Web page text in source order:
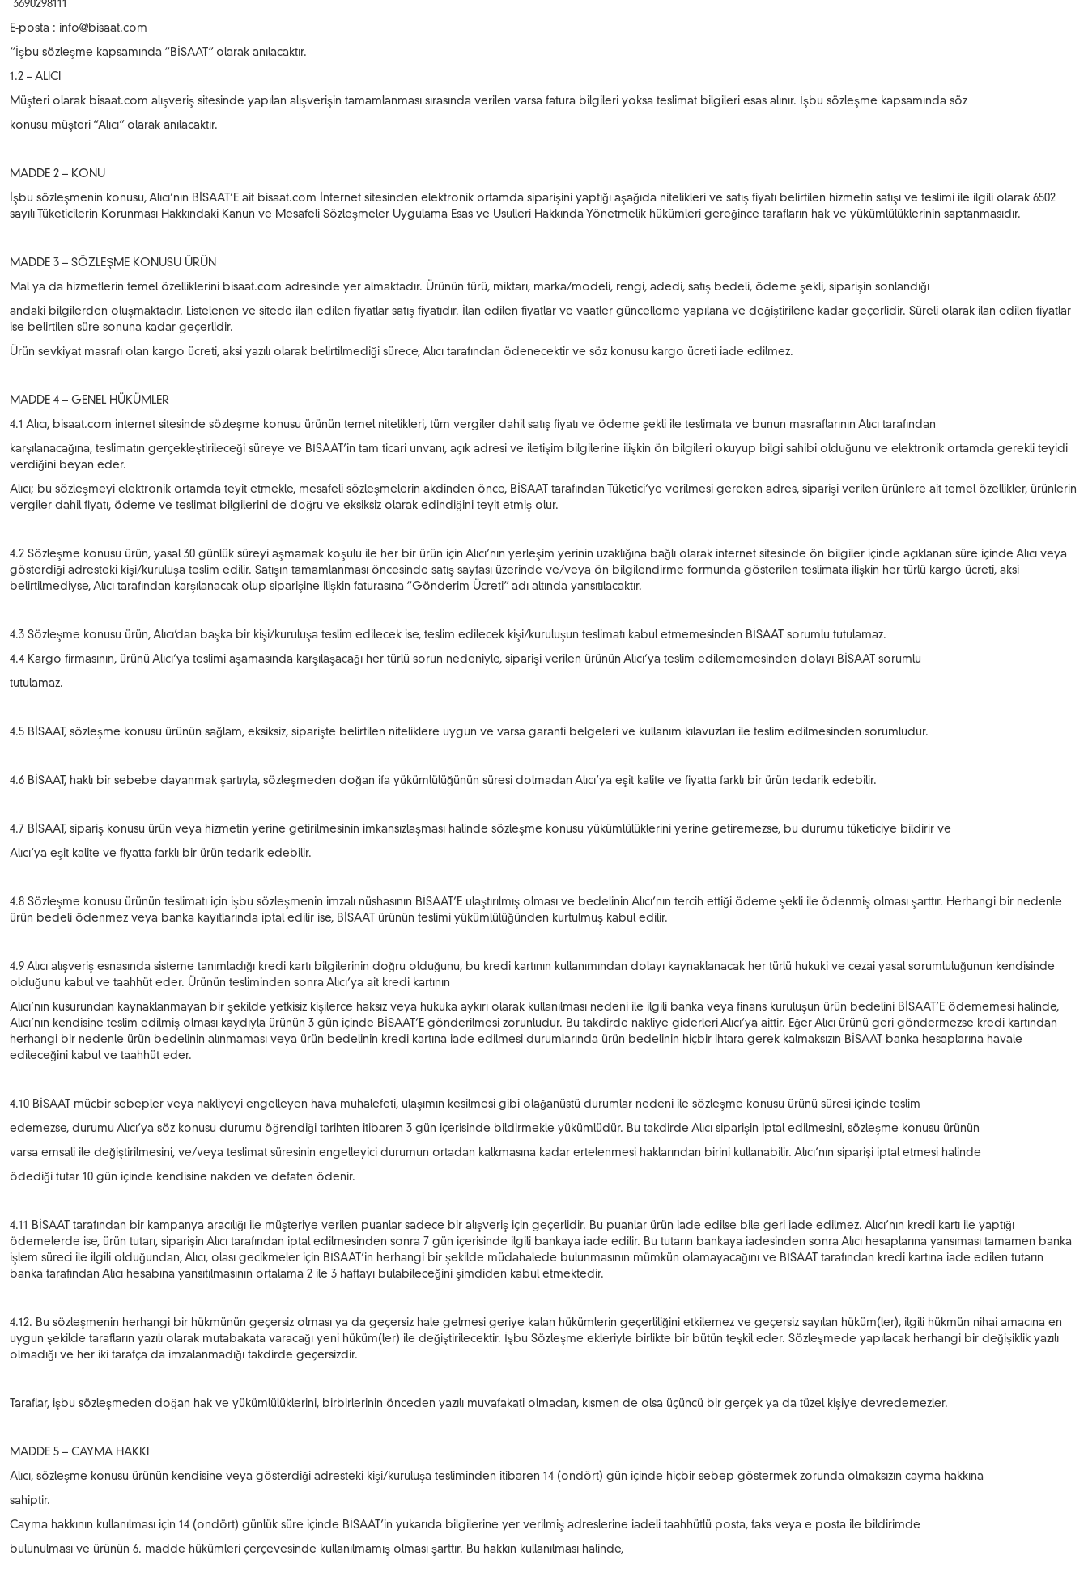
3690298111
E-posta : info@bisaat.com
“İşbu sözleşme kapsamında “BİSAAT” olarak anılacaktır.
1.2 – ALICI
Müşteri olarak bisaat.com alışveriş sitesinde yapılan alışverişin tamamlanması sırasında verilen varsa fatura bilgileri yoksa teslimat bilgileri esas alınır. İşbu sözleşme kapsamında söz
konusu müşteri “Alıcı” olarak anılacaktır.
MADDE 2 – KONU
İşbu sözleşmenin konusu, Alıcı’nın BİSAAT’E ait bisaat.com İnternet sitesinden elektronik ortamda siparişini yaptığı aşağıda nitelikleri ve satış fiyatı belirtilen hizmetin satışı ve teslimi ile ilgili olarak 6502
sayılı Tüketicilerin Korunması Hakkındaki Kanun ve Mesafeli Sözleşmeler Uygulama Esas ve Usulleri Hakkında Yönetmelik hükümleri gereğince tarafların hak ve yükümlülüklerinin saptanmasıdır.
MADDE 3 – SÖZLEŞME KONUSU ÜRÜN
Mal ya da hizmetlerin temel özelliklerini bisaat.com adresinde yer almaktadır. Ürünün türü, miktarı, marka/modeli, rengi, adedi, satış bedeli, ödeme şekli, siparişin sonlandığı
andaki bilgilerden oluşmaktadır. Listelenen ve sitede ilan edilen fiyatlar satış fiyatıdır. İlan edilen fiyatlar ve vaatler güncelleme yapılana ve değiştirilene kadar geçerlidir. Süreli olarak ilan edilen fiyatlar
ise belirtilen süre sonuna kadar geçerlidir.
Ürün sevkiyat masrafı olan kargo ücreti, aksi yazılı olarak belirtilmediği sürece, Alıcı tarafından ödenecektir ve söz konusu kargo ücreti iade edilmez.
MADDE 4 – GENEL HÜKÜMLER
4.1 Alıcı, bisaat.com internet sitesinde sözleşme konusu ürünün temel nitelikleri, tüm vergiler dahil satış fiyatı ve ödeme şekli ile teslimata ve bunun masraflarının Alıcı tarafından
karşılanacağına, teslimatın gerçekleştirileceği süreye ve BİSAAT’in tam ticari unvanı, açık adresi ve iletişim bilgilerine ilişkin ön bilgileri okuyup bilgi sahibi olduğunu ve elektronik ortamda gerekli teyidi
verdiğini beyan eder.
Alıcı; bu sözleşmeyi elektronik ortamda teyit etmekle, mesafeli sözleşmelerin akdinden önce, BİSAAT tarafından Tüketici’ye verilmesi gereken adres, siparişi verilen ürünlere ait temel özellikler, ürünlerin
vergiler dahil fiyatı, ödeme ve teslimat bilgilerini de doğru ve eksiksiz olarak edindiğini teyit etmiş olur.
4.2 Sözleşme konusu ürün, yasal 30 günlük süreyi aşmamak koşulu ile her bir ürün için Alıcı’nın yerleşim yerinin uzaklığına bağlı olarak internet sitesinde ön bilgiler içinde açıklanan süre içinde Alıcı veya
gösterdiği adresteki kişi/kuruluşa teslim edilir. Satışın tamamlanması öncesinde satış sayfası üzerinde ve/veya ön bilgilendirme formunda gösterilen teslimata ilişkin her türlü kargo ücreti, aksi
belirtilmediyse, Alıcı tarafından karşılanacak olup siparişine ilişkin faturasına “Gönderim Ücreti” adı altında yansıtılacaktır.
4.3 Sözleşme konusu ürün, Alıcı’dan başka bir kişi/kuruluşa teslim edilecek ise, teslim edilecek kişi/kuruluşun teslimatı kabul etmemesinden BİSAAT sorumlu tutulamaz.
4.4 Kargo firmasının, ürünü Alıcı’ya teslimi aşamasında karşılaşacağı her türlü sorun nedeniyle, siparişi verilen ürünün Alıcı’ya teslim edilememesinden dolayı BİSAAT sorumlu
tutulamaz.
4.5 BİSAAT, sözleşme konusu ürünün sağlam, eksiksiz, siparişte belirtilen niteliklere uygun ve varsa garanti belgeleri ve kullanım kılavuzları ile teslim edilmesinden sorumludur.
4.6 BİSAAT, haklı bir sebebe dayanmak şartıyla, sözleşmeden doğan ifa yükümlülüğünün süresi dolmadan Alıcı’ya eşit kalite ve fiyatta farklı bir ürün tedarik edebilir.
4.7 BİSAAT, sipariş konusu ürün veya hizmetin yerine getirilmesinin imkansızlaşması halinde sözleşme konusu yükümlülüklerini yerine getiremezse, bu durumu tüketiciye bildirir ve
Alıcı’ya eşit kalite ve fiyatta farklı bir ürün tedarik edebilir.
4.8 Sözleşme konusu ürünün teslimatı için işbu sözleşmenin imzalı nüshasının BİSAAT’E ulaştırılmış olması ve bedelinin Alıcı’nın tercih ettiği ödeme şekli ile ödenmiş olması şarttır. Herhangi bir nedenle
ürün bedeli ödenmez veya banka kayıtlarında iptal edilir ise, BİSAAT ürünün teslimi yükümlülüğünden kurtulmuş kabul edilir.
4.9 Alıcı alışveriş esnasında sisteme tanımladığı kredi kartı bilgilerinin doğru olduğunu, bu kredi kartının kullanımından dolayı kaynaklanacak her türlü hukuki ve cezai yasal sorumluluğunun kendisinde
olduğunu kabul ve taahhüt eder. Ürünün tesliminden sonra Alıcı’ya ait kredi kartının
Alıcı’nın kusurundan kaynaklanmayan bir şekilde yetkisiz kişilerce haksız veya hukuka aykırı olarak kullanılması nedeni ile ilgili banka veya finans kuruluşun ürün bedelini BİSAAT’E ödememesi halinde,
Alıcı’nın kendisine teslim edilmiş olması kaydıyla ürünün 3 gün içinde BİSAAT’E gönderilmesi zorunludur. Bu takdirde nakliye giderleri Alıcı’ya aittir. Eğer Alıcı ürünü geri göndermezse kredi kartından
herhangi bir nedenle ürün bedelinin alınmaması veya ürün bedelinin kredi kartına iade edilmesi durumlarında ürün bedelinin hiçbir ihtara gerek kalmaksızın BİSAAT banka hesaplarına havale
edileceğini kabul ve taahhüt eder.
4.10 BİSAAT mücbir sebepler veya nakliyeyi engelleyen hava muhalefeti, ulaşımın kesilmesi gibi olağanüstü durumlar nedeni ile sözleşme konusu ürünü süresi içinde teslim
edemezse, durumu Alıcı’ya söz konusu durumu öğrendiği tarihten itibaren 3 gün içerisinde bildirmekle yükümlüdür. Bu takdirde Alıcı siparişin iptal edilmesini, sözleşme konusu ürünün
varsa emsali ile değiştirilmesini, ve/veya teslimat süresinin engelleyici durumun ortadan kalkmasına kadar ertelenmesi haklarından birini kullanabilir. Alıcı’nın siparişi iptal etmesi halinde
ödediği tutar 10 gün içinde kendisine nakden ve defaten ödenir.
4.11 BİSAAT tarafından bir kampanya aracılığı ile müşteriye verilen puanlar sadece bir alışveriş için geçerlidir. Bu puanlar ürün iade edilse bile geri iade edilmez. Alıcı’nın kredi kartı ile yaptığı
ödemelerde ise, ürün tutarı, siparişin Alıcı tarafından iptal edilmesinden sonra 7 gün içerisinde ilgili bankaya iade edilir. Bu tutarın bankaya iadesinden sonra Alıcı hesaplarına yansıması tamamen banka
işlem süreci ile ilgili olduğundan, Alıcı, olası gecikmeler için BİSAAT’in herhangi bir şekilde müdahalede bulunmasının mümkün olamayacağını ve BİSAAT tarafından kredi kartına iade edilen tutarın
banka tarafından Alıcı hesabına yansıtılmasının ortalama 2 ile 3 haftayı bulabileceğini şimdiden kabul etmektedir.
4.12. Bu sözleşmenin herhangi bir hükmünün geçersiz olması ya da geçersiz hale gelmesi geriye kalan hükümlerin geçerliliğini etkilemez ve geçersiz sayılan hüküm(ler), ilgili hükmün nihai amacına en
uygun şekilde tarafların yazılı olarak mutabakata varacağı yeni hüküm(ler) ile değiştirilecektir. İşbu Sözleşme ekleriyle birlikte bir bütün teşkil eder. Sözleşmede yapılacak herhangi bir değişiklik yazılı
olmadığı ve her iki tarafça da imzalanmadığı takdirde geçersizdir.
Taraflar, işbu sözleşmeden doğan hak ve yükümlülüklerini, birbirlerinin önceden yazılı muvafakati olmadan, kısmen de olsa üçüncü bir gerçek ya da tüzel kişiye devredemezler.
MADDE 5 – CAYMA HAKKI
Alıcı, sözleşme konusu ürünün kendisine veya gösterdiği adresteki kişi/kuruluşa tesliminden itibaren 14 (ondört) gün içinde hiçbir sebep göstermek zorunda olmaksızın cayma hakkına
sahiptir.
Cayma hakkının kullanılması için 14 (ondört) günlük süre içinde BİSAAT’in yukarıda bilgilerine yer verilmiş adreslerine iadeli taahhütlü posta, faks veya e posta ile bildirimde
bulunulması ve ürünün 6. madde hükümleri çerçevesinde kullanılmamış olması şarttır. Bu hakkın kullanılması halinde,